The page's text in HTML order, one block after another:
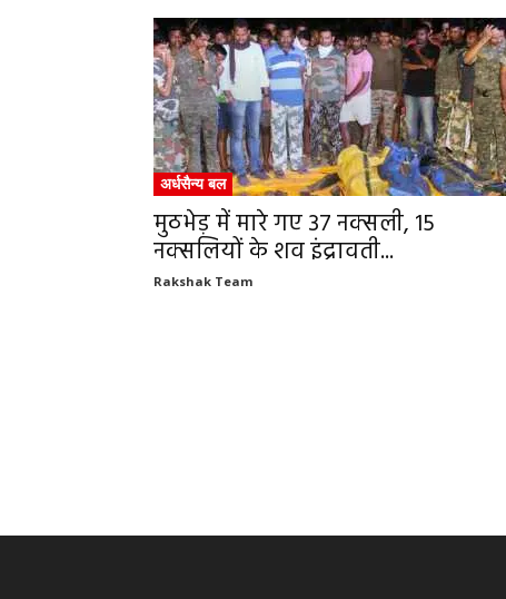
अर्धसैन्य बल
मुठभेड़ में मारे गए 37 नक्सली, 15
नक्सलियों के शव इंद्रावती...
Rakshak Team